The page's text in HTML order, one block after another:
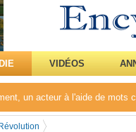
VIDÉOS
un acteur à l'aide de mots
Révolution